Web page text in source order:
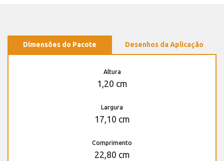
Dimensões do Pacote Desenhos da Aplicação
Altura
1,20 cm
Largura
17,10 cm
Comprimento
22,80 cm